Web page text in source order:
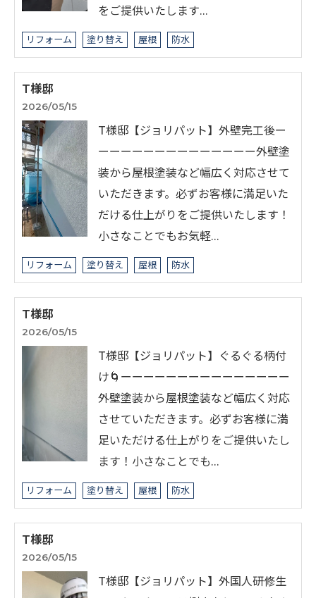
をご提供いたします…
リフォーム 塗り替え 屋根 防水
T様邸
2026/05/15
T様邸【ジョリパット】外壁完工後ー
ーーーーーーーーーーーーーー外壁塗
装から屋根塗装など幅広く対応させて
いただきます。必ずお客様に満足いた
だける仕上がりをご提供いたします！
小さなことでもお気軽…
リフォーム 塗り替え 屋根 防水
T様邸
2026/05/15
T様邸【ジョリパット】ぐるぐる柄付
け🌀ーーーーーーーーーーーーーーー
外壁塗装から屋根塗装など幅広く対応
させていただきます。必ずお客様に満
足いただける仕上がりをご提供いたし
ます！小さなことでも…
リフォーム 塗り替え 屋根 防水
T様邸
2026/05/15
T様邸【ジョリパット】外国人研修生